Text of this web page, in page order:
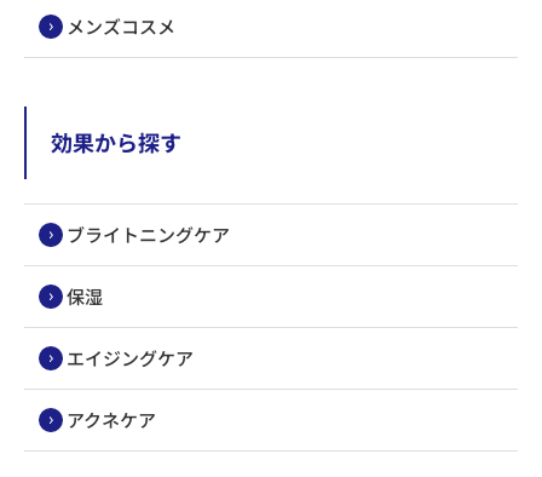
メンズコスメ
効果から探す
ブライトニングケア
保湿
エイジングケア
アクネケア